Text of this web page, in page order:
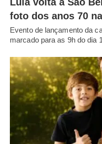
foto dos anos 70
Evento de lançamento da
marcado para as 9h do dia